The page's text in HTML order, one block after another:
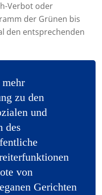
Verbot oder
der Grünen bis
den entsprechenden
zu den
und
des
von
Gerichten